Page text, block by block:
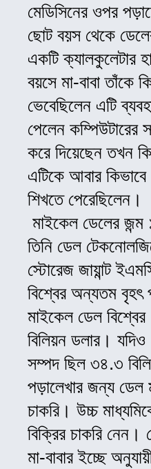
মেডিসিনের ওপর
ছোট বয়স থেকে
একটি ক্যালকুলেটার
বয়সে মা-বাবা তাঁকে
ভেবেছিলেন এটি
পেলেন কম্পিউটারের
করে দিয়েছেন তখন
এটিকে আবার
শিখতে পেরেছিলেন।
মাইকেল ডেলের জন্ম
তিনি ডেল
স্টোরেজ জায়ান্ট
বিশ্বের অন্যতম বৃহৎ
মাইকেল ডেল বিশ্বের
বিলিয়ন ডলার। যদিও
সম্পদ ছিল ৩৪.৩
পড়ালেখার জন্য ডেল
চাকরি। উচ্চ
বিক্রির চাকরি
মা-বাবার ইচ্ছে